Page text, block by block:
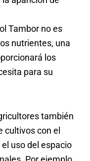
Tambor no es
nutrientes, una
los
para su
también
cultivos con el
uso del espacio